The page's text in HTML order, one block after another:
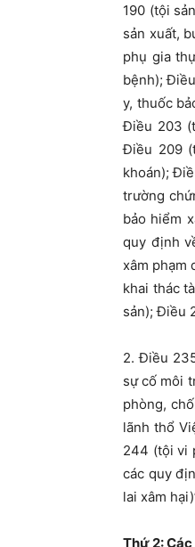
190 (tội
sản xuất,
phụ gia
bệnh);
y, thuốc
Điều 203
Điều 209
khoán);
trường
bảo hiểm
quy định
xâm phạm
khai thác
sản); Điều
2. Điều
sự cố môi
phòng,
lãnh thổ
244 (tội vi
các quy
lai xâm
Thứ 2: